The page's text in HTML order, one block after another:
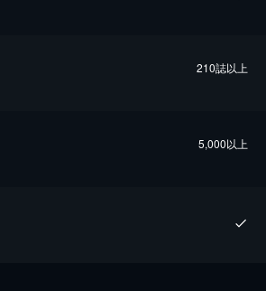
210誌以上
5,000以上